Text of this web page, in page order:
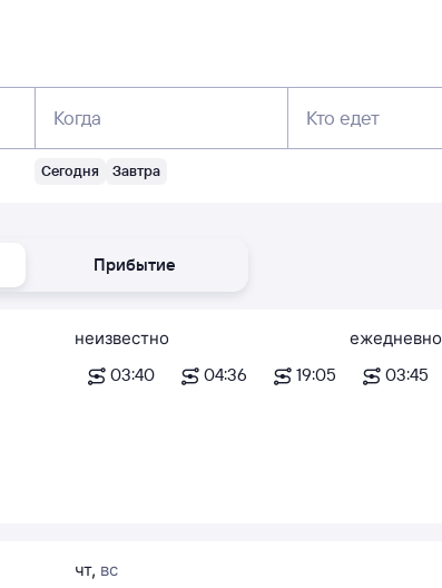
Когда
Сегодня Завтра
Кто едет
Прибытие
неизвестно
03:40
04:36 19:05
ежедневно
03:45
чт, вс